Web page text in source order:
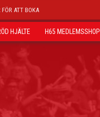
ATT BOKA
HJÄLTE H65 MEDLEMSSHOP